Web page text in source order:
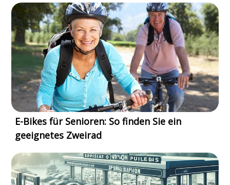
E-Bikes für Senioren: So finden Sie ein
geeignetes Zweirad